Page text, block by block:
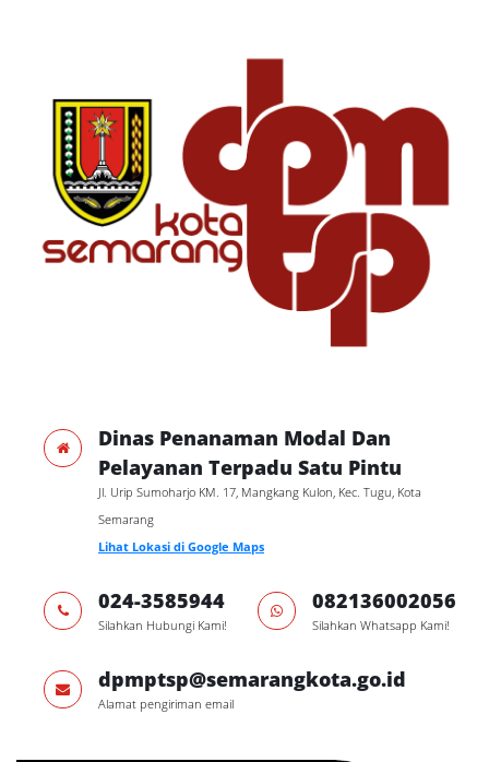
Dinas Penanaman Modal Dan
Pelayanan Terpadu Satu Pintu
Jl. Urip Sumoharjo KM. 17, Mangkang Kulon, Kec. Tugu, Kota
Semarang
Lihat Lokasi di Google Maps
024-3585944
Silahkan Hubungi Kami!
082136002056
Silahkan Whatsapp Kami!
dpmptsp@semarangkota.go.id
Alamat pengiriman email